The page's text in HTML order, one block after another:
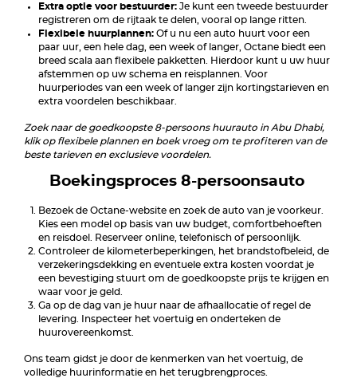
Extra optie voor bestuurder: Je kunt een tweede bestuurder
registreren om de rijtaak te delen, vooral op lange ritten.
Flexibele huurplannen: Of u nu een auto huurt voor een
paar uur, een hele dag, een week of langer, Octane biedt een
breed scala aan flexibele pakketten. Hierdoor kunt u uw huur
afstemmen op uw schema en reisplannen. Voor
huurperiodes van een week of langer zijn kortingstarieven en
extra voordelen beschikbaar.
Zoek naar de goedkoopste 8-persoons huurauto in Abu Dhabi,
klik op flexibele plannen en boek vroeg om te profiteren van de
beste tarieven en exclusieve voordelen.
Boekingsproces 8-persoonsauto
Bezoek de Octane-website en zoek de auto van je voorkeur.
Kies een model op basis van uw budget, comfortbehoeften
en reisdoel. Reserveer online, telefonisch of persoonlijk.
Controleer de kilometerbeperkingen, het brandstofbeleid, de
verzekeringsdekking en eventuele extra kosten voordat je
een bevestiging stuurt om de goedkoopste prijs te krijgen en
waar voor je geld.
Ga op de dag van je huur naar de afhaallocatie of regel de
levering. Inspecteer het voertuig en onderteken de
huurovereenkomst.
Ons team gidst je door de kenmerken van het voertuig, de
volledige huurinformatie en het terugbrengproces.